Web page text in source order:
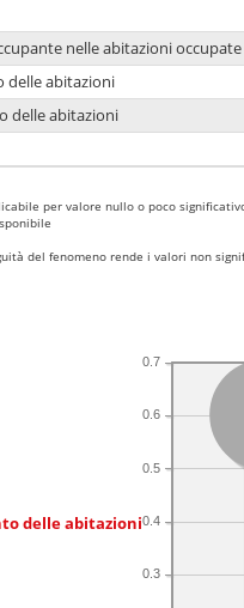
nelle abitazioni occupate
delle abitazioni
delle abitazioni
per valore nullo o poco
del fenomeno rende i valori non
delle abitazioni
0.3
0.4
0.5
0.6
0.7